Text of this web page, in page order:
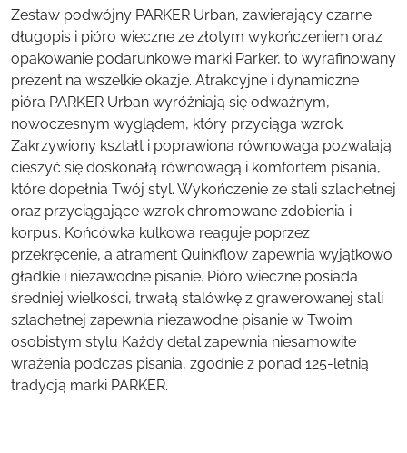
Zestaw podwójny PARKER Urban, zawierający czarne
długopis i pióro wieczne ze złotym wykończeniem oraz
opakowanie podarunkowe marki Parker, to wyrafinowany
prezent na wszelkie okazje. Atrakcyjne i dynamiczne
pióra PARKER Urban wyróżniają się odważnym,
nowoczesnym wyglądem, który przyciąga wzrok.
Zakrzywiony kształt i poprawiona równowaga pozwalają
cieszyć się doskonałą równowagą i komfortem pisania,
które dopełnia Twój styl. Wykończenie ze stali szlachetnej
oraz przyciągające wzrok chromowane zdobienia i
korpus. Końcówka kulkowa reaguje poprzez
przekręcenie, a atrament Quinkflow zapewnia wyjątkowo
gładkie i niezawodne pisanie. Pióro wieczne posiada
średniej wielkości, trwałą stalówkę z grawerowanej stali
szlachetnej zapewnia niezawodne pisanie w Twoim
osobistym stylu Każdy detal zapewnia niesamowite
wrażenia podczas pisania, zgodnie z ponad 125-letnią
tradycją marki PARKER.